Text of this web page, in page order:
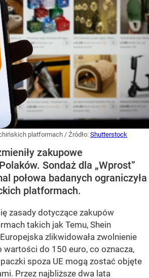
platformach / Źródło: Shutterstock
zakupowe
Sondaż dla „Wprost”
połowa badanych ograniczyła
platformach.
zasady dotyczące zakupów
takich jak Temu, Shein
zlikwidowała zwolnienie
wartości do 150 euro, co oznacza,
spoza UE mogą zostać objęte
Przez najbliższe dwa lata